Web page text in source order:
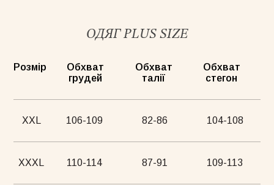
ОДЯГ PLUS SIZE
Розмір
Обхват
грудей
Обхват
талії
Обхват
стегон
XXL 106-109 82-86 104-108
XXXL 110-114 87-91 109-113